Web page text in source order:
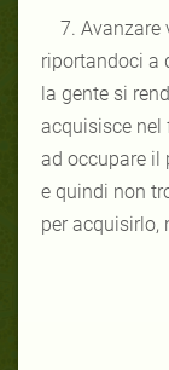
7. Avanzare
riportandoci a
la gente si
acquisisce nel
ad occupare il
e quindi non
per acquisirlo,